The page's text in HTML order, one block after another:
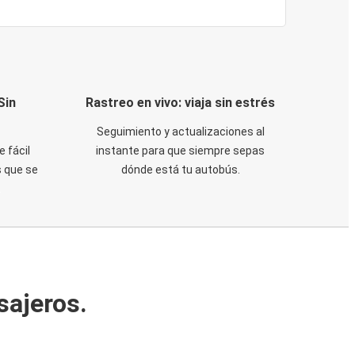
fácil
se
Rastreo en vivo: viaja sin estrés
Seguimiento y actualizaciones al
instante para que siempre sepas
dónde está tu autobús.